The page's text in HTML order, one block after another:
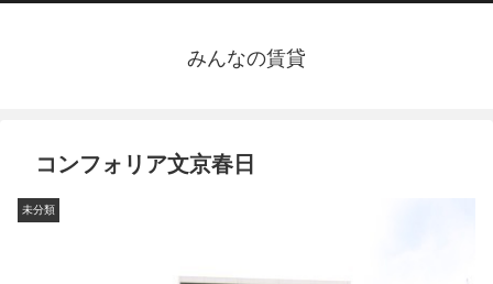
みんなの賃貸
コンフォリア文京春日
未分類